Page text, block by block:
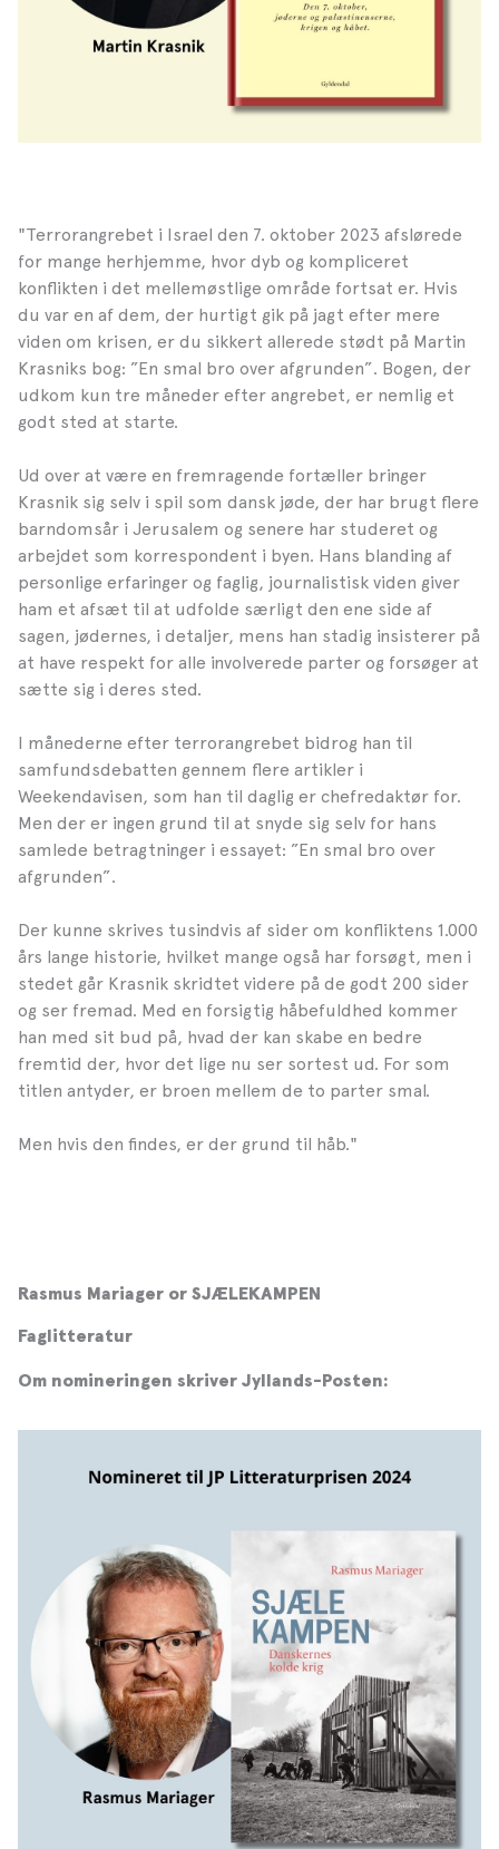
"Terrorangrebet i Israel den 7. oktober 2023 afslørede
for mange herhjemme, hvor dyb og kompliceret
konflikten i det mellemøstlige område fortsat er. Hvis
du var en af dem, der hurtigt gik på jagt efter mere
viden om krisen, er du sikkert allerede stødt på Martin
Krasniks bog: ”En smal bro over afgrunden”. Bogen, der
udkom kun tre måneder efter angrebet, er nemlig et
godt sted at starte.
Ud over at være en fremragende fortæller bringer
Krasnik sig selv i spil som dansk jøde, der har brugt flere
barndomsår i Jerusalem og senere har studeret og
arbejdet som korrespondent i byen. Hans blanding af
personlige erfaringer og faglig, journalistisk viden giver
ham et afsæt til at udfolde særligt den ene side af
sagen, jødernes, i detaljer, mens han stadig insisterer på
at have respekt for alle involverede parter og forsøger at
sætte sig i deres sted.
I månederne efter terrorangrebet bidrog han til
samfundsdebatten gennem flere artikler i
Weekendavisen, som han til daglig er chefredaktør for.
Men der er ingen grund til at snyde sig selv for hans
samlede betragtninger i essayet: ”En smal bro over
afgrunden”.
Der kunne skrives tusindvis af sider om konfliktens 1.000
års lange historie, hvilket mange også har forsøgt, men i
stedet går Krasnik skridtet videre på de godt 200 sider
og ser fremad. Med en forsigtig håbefuldhed kommer
han med sit bud på, hvad der kan skabe en bedre
fremtid der, hvor det lige nu ser sortest ud. For som
titlen antyder, er broen mellem de to parter smal.
Men hvis den findes, er der grund til håb."
Rasmus Mariager or SJÆLEKAMPEN
Faglitteratur
Om nomineringen skriver Jyllands-Posten: